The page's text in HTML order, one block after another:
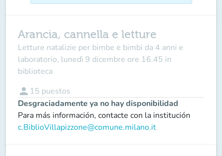
Arancia, cannella e letture
Letture natalizie per bimbe e bimbi da 4 anni e
laboratorio, lunedì 9 dicembre ore 16.45 in
biblioteca
person 15 puestos
Desgraciadamente ya no hay disponibilidad
Para más información, contacte con la institución
c.BiblioVillapizzone@comune.milano.it